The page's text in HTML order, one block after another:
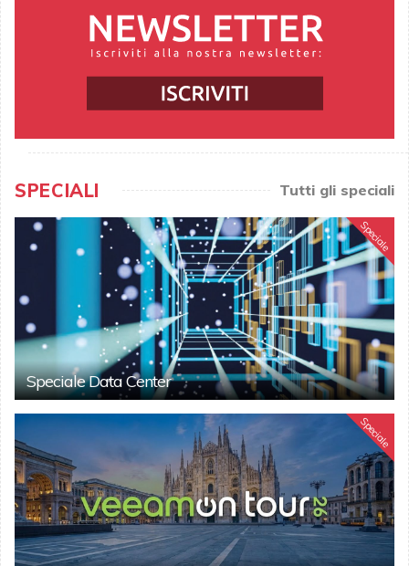
SPECIALI Tutti gli speciali
Speciale
Speciale Data Center
Speciale